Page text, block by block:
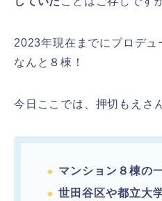
2023年現在までにプロデュ
なんと８棟！
今日ここでは、押切もえさ
マンション８棟の
世田谷区や都立大